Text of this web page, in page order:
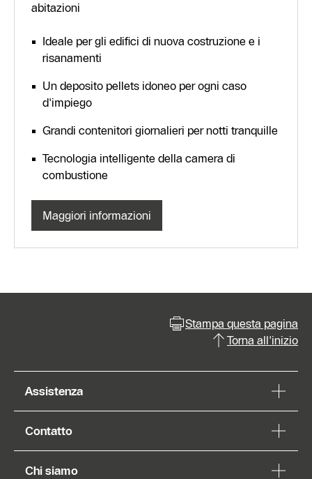
abitazioni
Ideale per gli edifici di nuova costruzione e i
risanamenti
Un deposito pellets idoneo per ogni caso
d'impiego
Grandi contenitori giornalieri per notti tranquille
Tecnologia intelligente della camera di
combustione
Maggiori informazioni
Stampa questa pagina
Torna all'inizio
Assistenza
Contatto
Chi siamo